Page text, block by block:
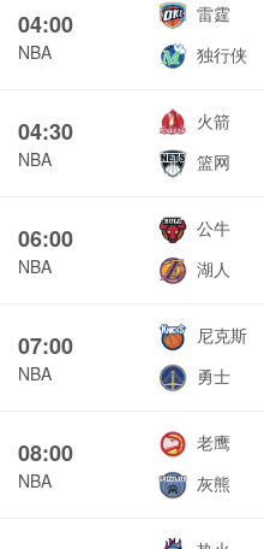
04:00
NBA
雷霆
独行侠
04:30
NBA
火箭
篮网
06:00
NBA
公牛
湖人
07:00
NBA
尼克斯
勇士
08:00
NBA
老鹰
灰熊